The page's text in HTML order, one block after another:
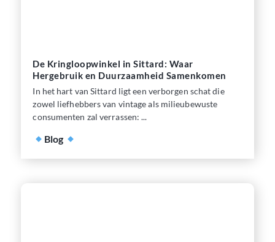
De Kringloopwinkel in Sittard: Waar
Hergebruik en Duurzaamheid Samenkomen
In het hart van Sittard ligt een verborgen schat die
zowel liefhebbers van vintage als milieubewuste
consumenten zal verrassen: ...
Blog